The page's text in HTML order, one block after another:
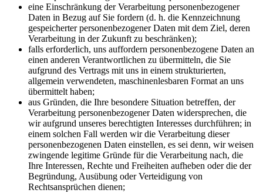
eine Einschränkung der Verarbeitung personenbezogener
Daten in Bezug auf Sie fordern (d. h. die Kennzeichnung
gespeicherter personenbezogener Daten mit dem Ziel, deren
Verarbeitung in der Zukunft zu beschränken);
falls erforderlich, uns auffordern personenbezogene Daten an
einen anderen Verantwortlichen zu übermitteln, die Sie
aufgrund des Vertrags mit uns in einem strukturierten,
allgemein verwendeten, maschinenlesbaren Format an uns
übermittelt haben;
aus Gründen, die Ihre besondere Situation betreffen, der
Verarbeitung personenbezogener Daten widersprechen, die
wir aufgrund unseres berechtigten Interesses durchführen; in
einem solchen Fall werden wir die Verarbeitung dieser
personenbezogenen Daten einstellen, es sei denn, wir weisen
zwingende legitime Gründe für die Verarbeitung nach, die
Ihre Interessen, Rechte und Freiheiten aufheben oder die der
Begründung, Ausübung oder Verteidigung von
Rechtsansprüchen dienen;